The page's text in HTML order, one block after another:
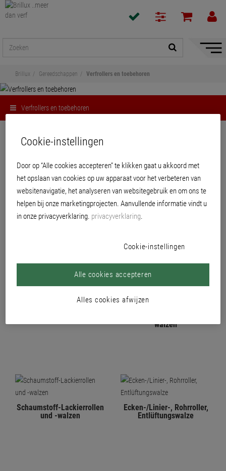
Brillux Gereedschappen Verfrollers en toebehoren
Verfrollers en toebehoren
Verfrollers en toebehoren
PRODUCTEN
walzen
Schaumstoff-Lackierrollen
und -walzen
Ecken-/Linier-, Rohrroller,
Entlüftungswalze
Cookie-instellingen
Door op “Alle cookies accepteren” te klikken gaat u akkoord met
het opslaan van cookies op uw apparaat voor het verbeteren van
websitenavigatie, het analyseren van websitegebruik en om ons te
helpen bij onze marketingprojecten. Aanvullende informatie vindt u
in onze privacyverklaring. privacyverklaring.
Cookie-instellingen
Alles cookies afwijzen
Alle cookies accepteren